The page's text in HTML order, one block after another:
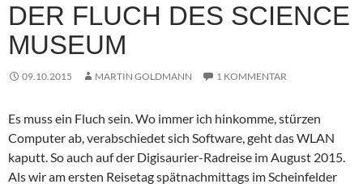
DER FLUCH DES SCIENCE
MUSEUM
09.10.2015 MARTIN GOLDMANN 1 KOMMENTAR
Es muss ein Fluch sein. Wo immer ich hinkomme, stürzen
Computer ab, verabschiedet sich Software, geht das WLAN
kaputt. So auch auf der Digisaurier-Radreise im August 2015.
Als wir am ersten Reisetag spätnachmittags im Scheinfelder